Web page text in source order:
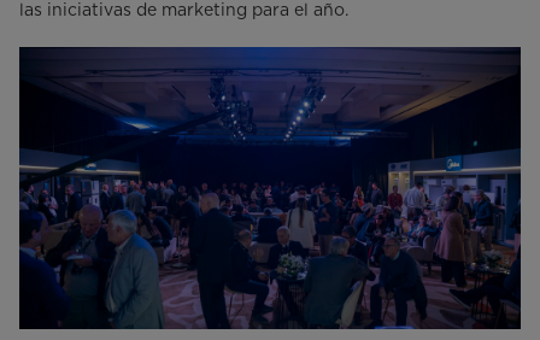
las iniciativas de marketing para el año.